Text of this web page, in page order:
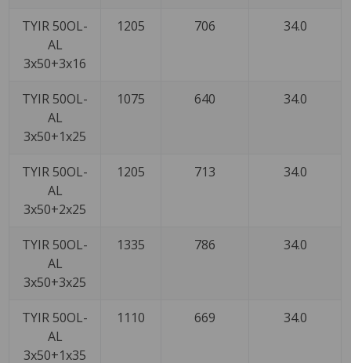
TYIR 50OL-
AL
3x50+3x16
1205 706 34.0
TYIR 50OL-
AL
3x50+1x25
1075 640 34.0
TYIR 50OL-
AL
3x50+2x25
1205 713 34.0
TYIR 50OL-
AL
3x50+3x25
1335 786 34.0
TYIR 50OL-
AL
3x50+1x35
1110 669 34.0